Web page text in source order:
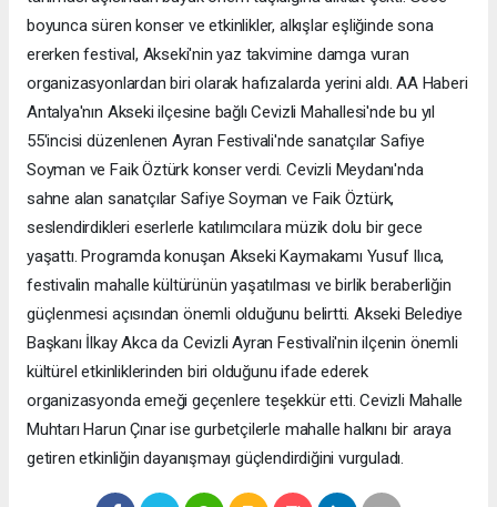
boyunca süren konser ve etkinlikler, alkışlar eşliğinde sona
ererken festival, Akseki'nin yaz takvimine damga vuran
organizasyonlardan biri olarak hafızalarda yerini aldı. AA Haberi
Antalya'nın Akseki ilçesine bağlı Cevizli Mahallesi'nde bu yıl
55'incisi düzenlenen Ayran Festivali'nde sanatçılar Safiye
Soyman ve Faik Öztürk konser verdi. Cevizli Meydanı'nda
sahne alan sanatçılar Safiye Soyman ve Faik Öztürk,
seslendirdikleri eserlerle katılımcılara müzik dolu bir gece
yaşattı. Programda konuşan Akseki Kaymakamı Yusuf Ilıca,
festivalin mahalle kültürünün yaşatılması ve birlik beraberliğin
güçlenmesi açısından önemli olduğunu belirtti. Akseki Belediye
Başkanı İlkay Akca da Cevizli Ayran Festivali'nin ilçenin önemli
kültürel etkinliklerinden biri olduğunu ifade ederek
organizasyonda emeği geçenlere teşekkür etti. Cevizli Mahalle
Muhtarı Harun Çınar ise gurbetçilerle mahalle halkını bir araya
getiren etkinliğin dayanışmayı güçlendirdiğini vurguladı.